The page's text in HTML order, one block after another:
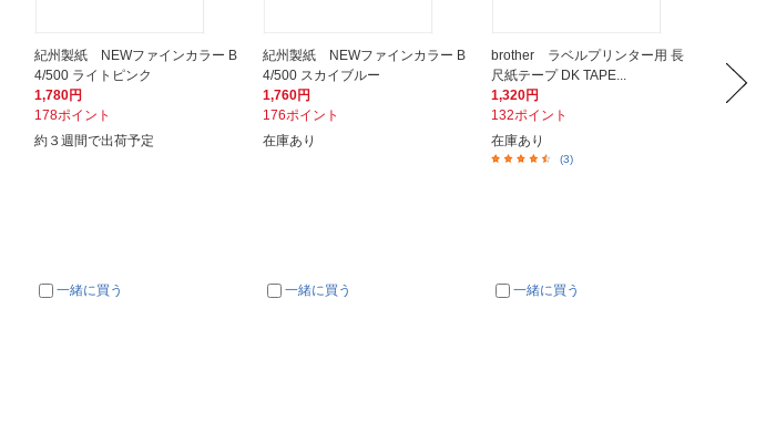
紀州製紙 NEWファインカラー B
4/500 ライトピンク
1,780円
178ポイント
約３週間で出荷予定
一緒に買う
紀州製紙 NEWファインカラー B
4/500 スカイブルー
1,760円
176ポイント
在庫あり
一緒に買う
brother ラベルプリンター用 長
尺紙テープ DK TAPE...
1,320円
132ポイント
在庫あり
(3)
一緒に買う
M (A4
1,380円